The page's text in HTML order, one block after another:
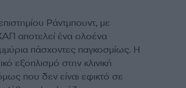
Ράντμπουντ, με
αποτελεί ένα ολοένα
πάσχοντες παγκοσμίως. Η
εξοπλισμό στην κλινική
που δεν είναι εφικτό σε